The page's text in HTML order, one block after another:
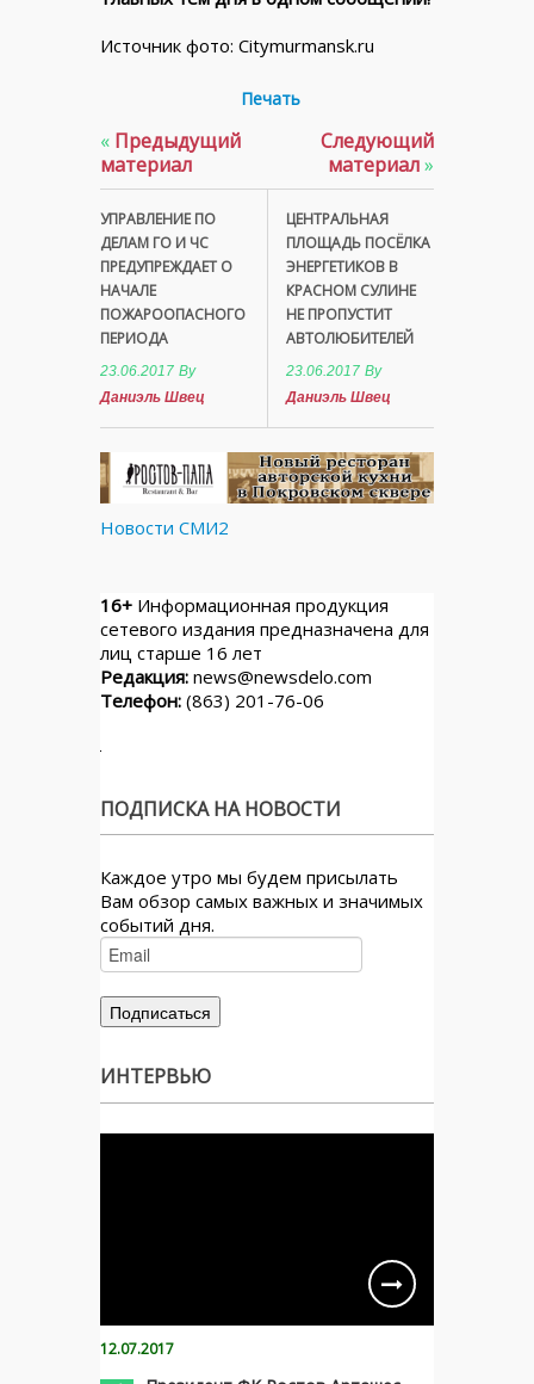
Источник фото: Citymurmansk.ru
Печать
« Предыдущий
материал
УПРАВЛЕНИЕ ПО
ДЕЛАМ ГО И ЧС
ПРЕДУПРЕЖДАЕТ О
НАЧАЛЕ
ПОЖАРООПАСНОГО
ПЕРИОДА
23.06.2017 By
Даниэль Швец
Следующий
материал»
ЦЕНТРАЛЬНАЯ
ПЛОЩАДЬ ПОСЁЛКА
ЭНЕРГЕТИКОВ В
КРАСНОМ СУЛИНЕ
НЕ ПРОПУСТИТ
АВТОЛЮБИТЕЛЕЙ
23.06.2017 By
Даниэль Швец
Новости СМИ2
16+ Информационная продукция
сетевого издания предназначена для
лиц старше 16 лет
Редакция: news@newsdelo.com
Телефон: (863) 201-76-06
ПОДПИСКА НА НОВОСТИ
Каждое утро мы будем присылать
Вам обзор самых важных и значимых
событий дня.
ИНТЕРВЬЮ
12.07.2017